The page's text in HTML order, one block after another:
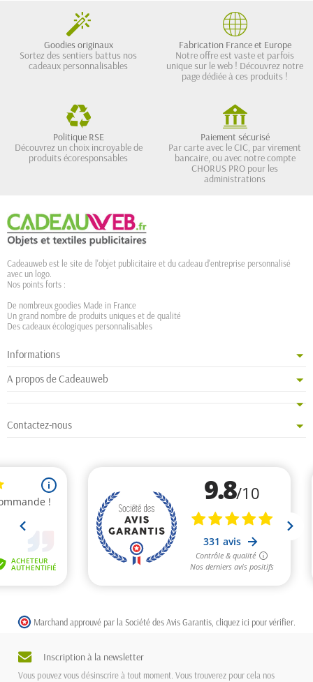
Goodies originaux
Sortez des sentiers battus nos
cadeaux personnalisables
Fabrication France et Europe
Notre offre est vaste et parfois
unique sur le web ! Découvrez notre
page dédiée à ces produits !
Politique RSE
Découvrez un choix incroyable de
produits écoresponsables
Paiement sécurisé
Par carte avec le CIC, par virement
bancaire, ou avec notre compte
CHORUS PRO pour les
administrations
Cadeauweb est le site de l'objet publicitaire et du cadeau d'entreprise personnalisé
avec un logo.
Nos points forts :
De nombreux goodies Made in France
Un grand nombre de produits uniques et de qualité
Des cadeaux écologiques personnalisables
Informations
A propos de Cadeauweb
Contactez-nous
Marchand approuvé par la Société des Avis Garantis, cliquez ici pour vérifier
Inscription à la newsletter
Vous pouvez vous désinscrire à tout moment. Vous trouverez pour cela nos